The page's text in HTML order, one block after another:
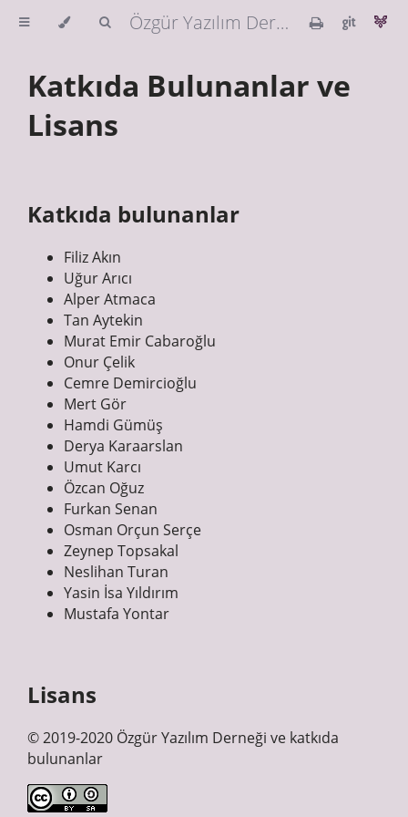
Özgür Yazılım Derneği Güvenlik Rehberi
Katkıda Bulunanlar ve
Lisans
Katkıda bulunanlar
Filiz Akın
Uğur Arıcı
Alper Atmaca
Tan Aytekin
Murat Emir Cabaroğlu
Onur Çelik
Cemre Demircioğlu
Mert Gör
Hamdi Gümüş
Derya Karaarslan
Umut Karcı
Özcan Oğuz
Furkan Senan
Osman Orçun Serçe
Zeynep Topsakal
Neslihan Turan
Yasin İsa Yıldırım
Mustafa Yontar
Lisans
© 2019-2020 Özgür Yazılım Derneği ve katkıda
bulunanlar